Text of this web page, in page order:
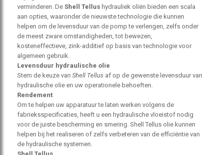
verminderen. De Shell Tellus hydrauliek oliën bieden een scala
aan opties, waaronder de nieuwste technologie die kunnen
helpen om de levensduur van de pomp te verlengen, zelfs onder
de meest zware omstandigheden, tot bewezen,
kosteneffectieve, zink-additief op basis van technologie voor
algemeen gebruik.
Levensduur hydraulische olie
Stem de keuze van Shell Tellus af op de gewenste levensduur van
hydraulische olie en uw operationele behoeften.
Rendement
Om te helpen uw apparatuur te laten werken volgens de
fabrieksspecificaties, heeft u een hydraulische vloeistof nodig
voor de juiste bescherming en smering. Shell Tellus olie kunnen
helpen bij het realiseren of zelfs verbeteren van de efficiëntie van
de hydraulische systemen.